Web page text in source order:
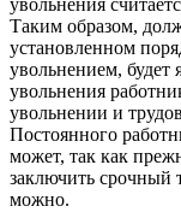
увольнения
Таким образом,
установленном
увольнением, будет
увольнения
увольнении и
Постоянного
может, так как
заключить срочный
можно.